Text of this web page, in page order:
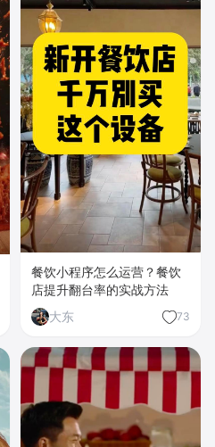
餐饮小程序怎么运营？餐饮
店提升翻台率的实战方法
大东
73